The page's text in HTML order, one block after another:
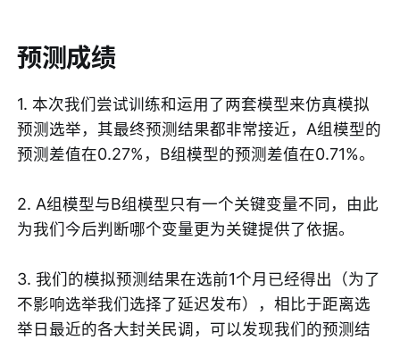
预测成绩
1. 本次我们尝试训练和运用了两套模型来仿真模拟
预测选举，其最终预测结果都非常接近，A组模型的
预测差值在0.27%，B组模型的预测差值在0.71%。
2. A组模型与B组模型只有一个关键变量不同，由此
为我们今后判断哪个变量更为关键提供了依据。
3. 我们的模拟预测结果在选前1个月已经得出（为了
不影响选举我们选择了延迟发布），相比于距离选
举日最近的各大封关民调，可以发现我们的预测结